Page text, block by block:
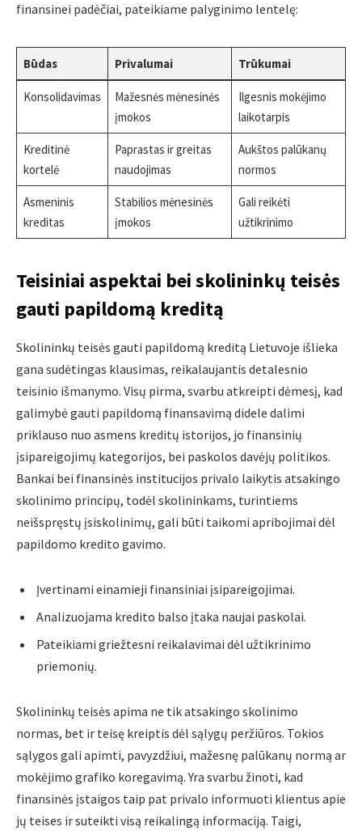
finansinei padėčiai, pateikiame palyginimo lentelę:
Būdas Privalumai Trūkumai
Konsolidavimas
Mažesnės mėnesinės
įmokos
Ilgesnis mokėjimo
laikotarpis
Kreditinė
kortelė
Paprastas ir greitas
naudojimas
Aukštos palūkanų
normos
Asmeninis
kreditas
Stabilios mėnesinės
įmokos
Gali reikėti
užtikrinimo
Teisiniai aspektai bei skolininkų teisės
gauti papildomą kreditą
Skolininkų teisės gauti papildomą kreditą Lietuvoje išlieka
gana sudėtingas klausimas, reikalaujantis detalesnio
teisinio išmanymo. Visų pirma, svarbu atkreipti dėmesį, kad
galimybė gauti papildomą finansavimą didele dalimi
priklauso nuo asmens kreditų istorijos, jo finansinių
įsipareigojimų kategorijos, bei paskolos davėjų politikos.
Bankai bei finansinės institucijos privalo laikytis atsakingo
skolinimo principų, todėl skolininkams, turintiems
neišspręstų įsiskolinimų, gali būti taikomi apribojimai dėl
papildomo kredito gavimo.
Įvertinami einamieji finansiniai įsipareigojimai.
Analizuojama kredito balso įtaka naujai paskolai.
Pateikiami griežtesni reikalavimai dėl užtikrinimo
priemonių.
Skolininkų teisės apima ne tik atsakingo skolinimo
normas, bet ir teisę kreiptis dėl sąlygų peržiūros. Tokios
sąlygos gali apimti, pavyzdžiui, mažesnę palūkanų normą ar
mokėjimo grafiko koregavimą. Yra svarbu žinoti, kad
finansinės įstaigos taip pat privalo informuoti klientus apie
jų teises ir suteikti visą reikalingą informaciją. Taigi,